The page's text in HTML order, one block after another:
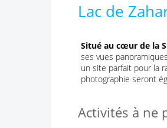
Lac de
Situé au cœur de la
ses vues
un site parfait pour la
photographie seront
Activités à ne